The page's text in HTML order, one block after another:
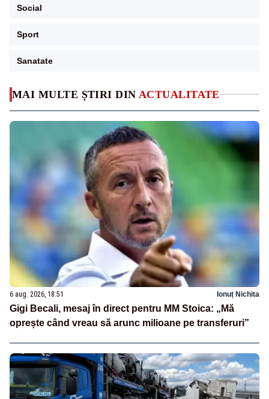
MAI MULTE ȘTIRI DIN ACTUALITATE
6 aug. 2026, 18:51 Ionuț Nichita
Gigi Becali, mesaj în direct pentru MM Stoica: „Mă
oprește când vreau să arunc milioane pe transferuri”
Social
Sport
Sanatate